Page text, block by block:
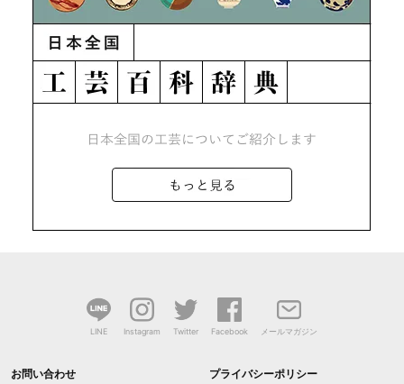
LINE Instagram Twitter Facebook メールマガジン
お問い合わせ プライバシーポリシー